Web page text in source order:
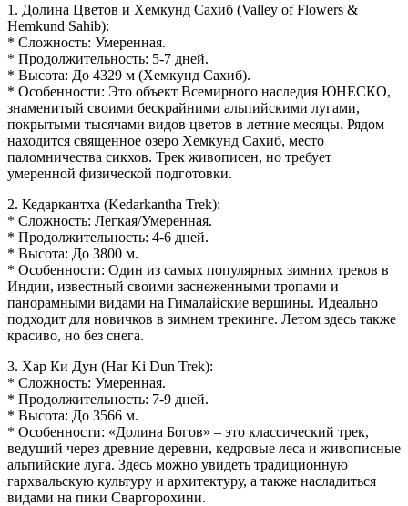
1. Долина Цветов и Хемкунд Сахиб (Valley of Flowers &
Hemkund Sahib):
* Сложность: Умеренная.
* Продолжительность: 5-7 дней.
* Высота: До 4329 м (Хемкунд Сахиб).
* Особенности: Это объект Всемирного наследия ЮНЕСКО,
знаменитый своими бескрайними альпийскими лугами,
покрытыми тысячами видов цветов в летние месяцы. Рядом
находится священное озеро Хемкунд Сахиб, место
паломничества сикхов. Трек живописен, но требует
умеренной физической подготовки.
2. Кедаркантха (Kedarkantha Trek):
* Сложность: Легкая/Умеренная.
* Продолжительность: 4-6 дней.
* Высота: До 3800 м.
* Особенности: Один из самых популярных зимних треков в
Индии, известный своими заснеженными тропами и
панорамными видами на Гималайские вершины. Идеально
подходит для новичков в зимнем трекинге. Летом здесь также
красиво, но без снега.
3. Хар Ки Дун (Har Ki Dun Trek):
* Сложность: Умеренная.
* Продолжительность: 7-9 дней.
* Высота: До 3566 м.
* Особенности: «Долина Богов» – это классический трек,
ведущий через древние деревни, кедровые леса и живописные
альпийские луга. Здесь можно увидеть традиционную
гархвальскую культуру и архитектуру, а также насладиться
видами на пики Сваргорохини.